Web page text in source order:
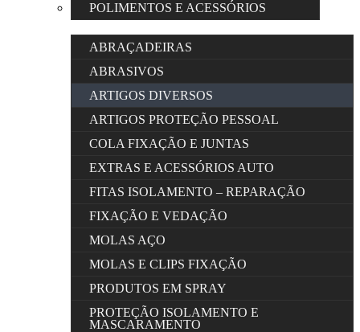
POLIMENTOS E ACESSÓRIOS
ABRAÇADEIRAS
ABRASIVOS
ARTIGOS DIVERSOS
ARTIGOS PROTEÇÃO PESSOAL
COLA FIXAÇÃO E JUNTAS
EXTRAS E ACESSÓRIOS AUTO
FITAS ISOLAMENTO – REPARAÇÃO
FIXAÇÃO E VEDAÇÃO
MOLAS AÇO
MOLAS E CLIPS FIXAÇÃO
PRODUTOS EM SPRAY
PROTEÇÃO ISOLAMENTO E
MASCARAMENTO